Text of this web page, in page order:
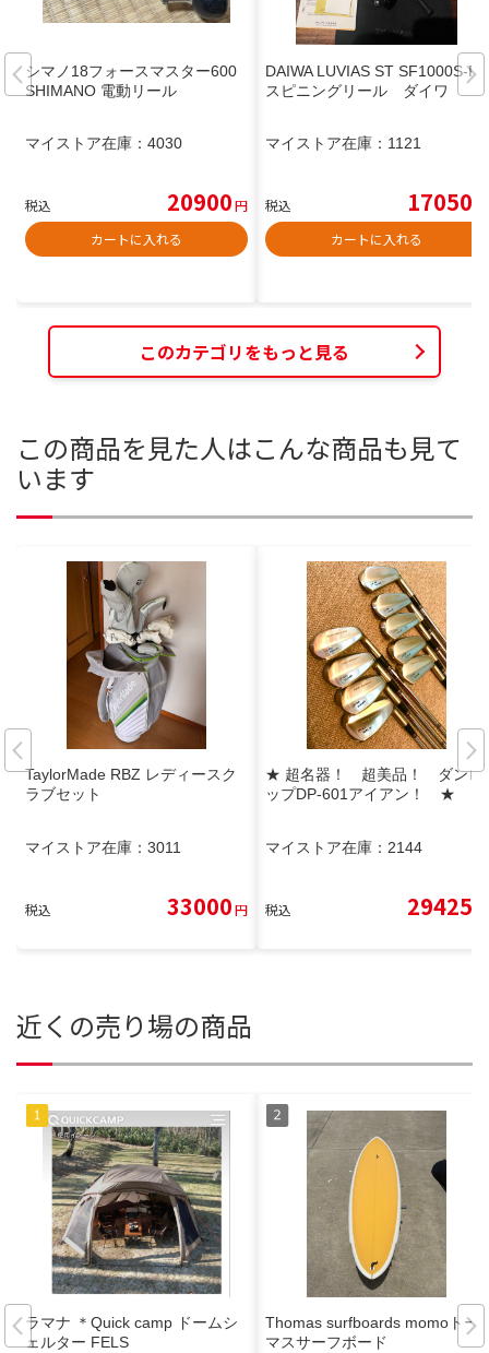
シマノ18フォースマスター600
SHIMANO 電動リール
マイストア在庫： 4030
税込 20900円
カートに入れる
DAIWA LUVIAS ST SF1000S-P
スピニングリール ダイワ
マイストア在庫： 1121
税込 17050
カートに入れる
このカテゴリをもっと見る
この商品を見た人はこんな商品も見て
います
TaylorMade RBZ レディースク
ラブセット
マイストア在庫： 3011
税込 33000円
★ 超名器！ 超美品！ ダンロ
ップDP-601アイアン！ ★
マイストア在庫： 2144
税込 29425
近くの売り場の商品
ラマナ ＊Quick camp ドームシ
ェルター FELS
Thomas surfboards momoトー
マスサーフボード